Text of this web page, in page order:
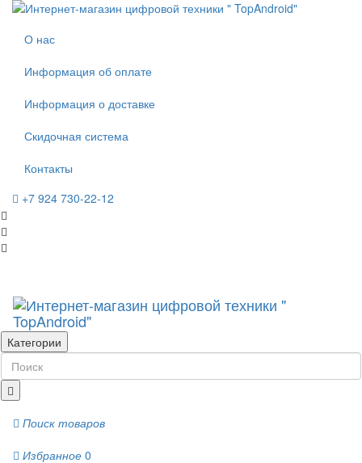
О нас
Информация об оплате
Информация о доставке
Скидочная система
Контакты
+7 924 730-22-12
Категории
Поиск товаров
Избранное 0